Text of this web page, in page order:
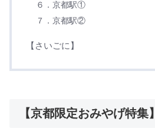
６．京都駅①
７．京都駅②
【さいごに】
【京都限定おみやげ特集】